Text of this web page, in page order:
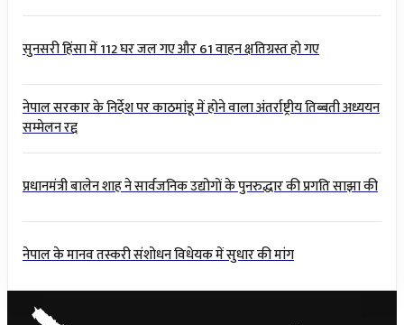
सुनसरी हिंसा में 112 घर जल गए और 61 वाहन क्षतिग्रस्त हो गए
नेपाल सरकार के निर्देश पर काठमांडू में होने वाला अंतर्राष्ट्रीय तिब्बती अध्ययन
सम्मेलन रद्द
प्रधानमंत्री बालेन शाह ने सार्वजनिक उद्योगों के पुनरुद्धार की प्रगति साझा की
नेपाल के मानव तस्करी संशोधन विधेयक में सुधार की मांग